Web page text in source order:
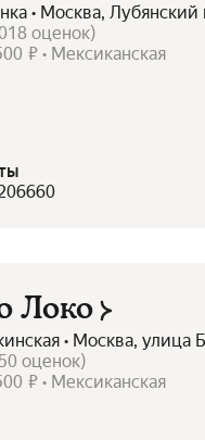
• Москва, Лубянский
оценок)
₽ • Мексиканская
Локо
• Москва, улица
оценок)
₽ • Мексиканская